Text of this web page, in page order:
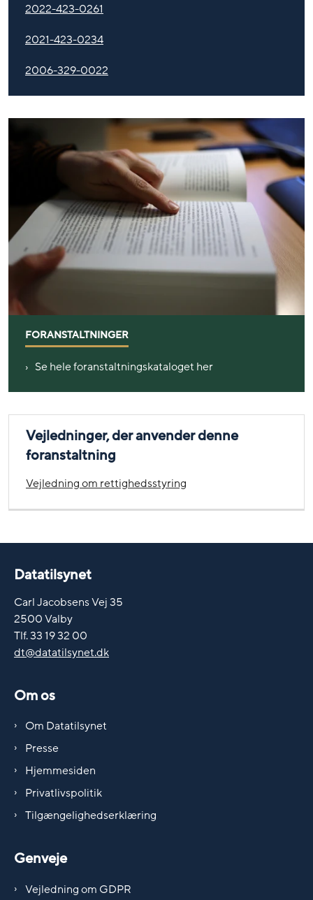
2022-423-0261
2021-423-0234
2006-329-0022
FORANSTALTNINGER
Se hele foranstaltningskataloget her
Vejledninger, der anvender denne
foranstaltning
Vejledning om rettighedsstyring
Datatilsynet
Carl Jacobsens Vej 35
2500 Valby
Tlf. 33 19 32 00
dt@datatilsynet.dk
Om os
Om Datatilsynet
Presse
Hjemmesiden
Privatlivspolitik
Tilgængelighedserklæring
Genveje
Vejledning om GDPR